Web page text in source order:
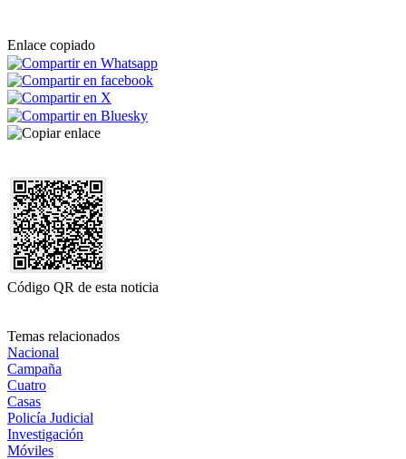
Enlace copiado
Código QR de esta noticia
Temas relacionados
Nacional
Campaña
Cuatro
Casas
Policía Judicial
Investigación
Móviles